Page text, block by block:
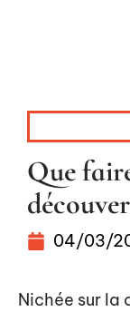
Que
04/03/
Nichée sur la